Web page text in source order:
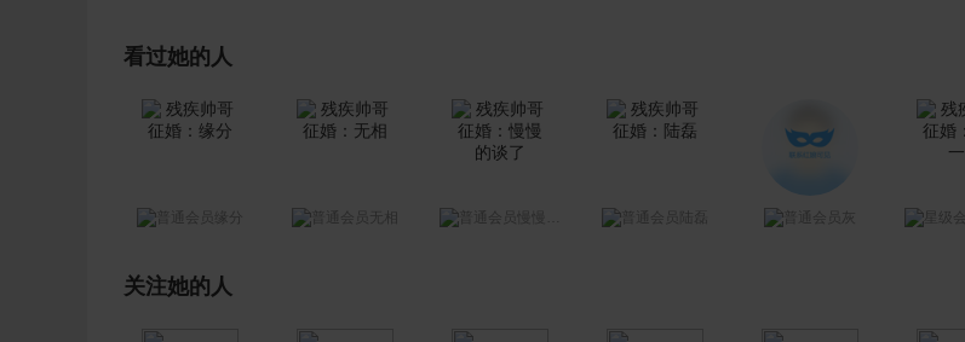
看过她的人
无相 灰
关注她的人